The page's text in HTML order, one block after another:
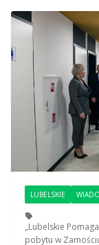
LUBELSKIE
„Lubelskie
pobytu w